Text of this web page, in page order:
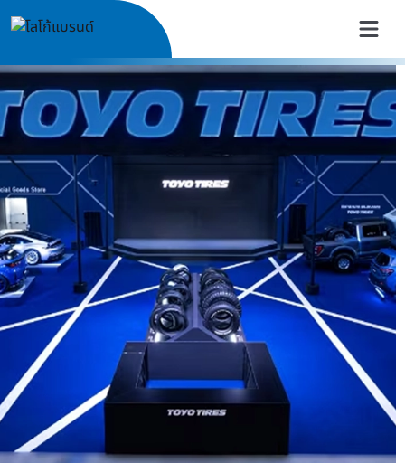
TOYO TIRES Thailand | ยา